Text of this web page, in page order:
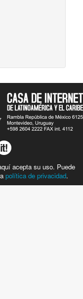
acepta su uso. Puede
política de privacidad.